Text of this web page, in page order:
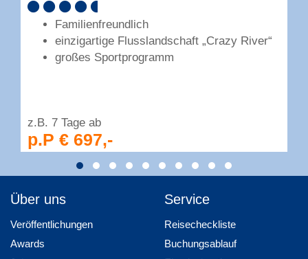
Familienfreundlich
einzigartige Flusslandschaft „Crazy River“
großes Sportprogramm
z.B. 7 Tage ab
p.P € 697,-
Über uns
Veröffentlichungen
Awards
Service
Reisecheckliste
Buchungsablauf